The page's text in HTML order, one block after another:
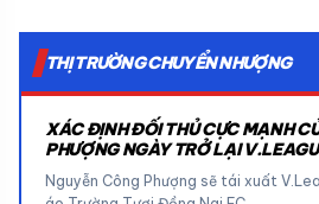
THỊ TRƯỜNG CHUYỂN NHƯỢNG
XÁC ĐỊNH ĐỐI THỦ CỰC MẠNH
PHƯỢNG NGÀY TRỞ LẠI
Nguyễn Công Phượng sẽ tái xuất